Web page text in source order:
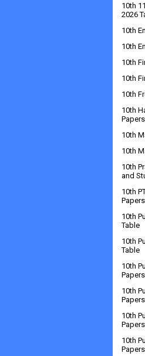
10th
2026
10th
10th
10th
10th
10th
10th
10th
10th
10th
and
10th
10th
Table
10th
Table
10th
10th
10th
10th